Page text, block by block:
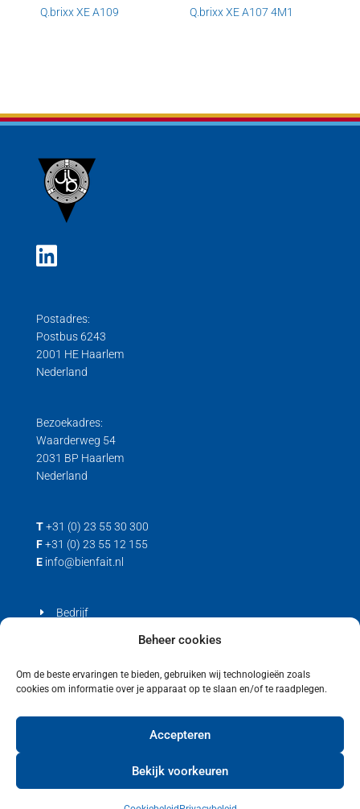
Beheer cookies
Om de beste ervaringen te bieden, gebruiken wij technologieën zoals
cookies om informatie over je apparaat op te slaan en/of te raadplegen.
Accepteren
Bekijk voorkeuren
Q.brixx XE A109 Q.brixx XE A107 4M1
Postadres:
Postbus 6243
2001 HE Haarlem
Nederland
Bezoekadres:
Waarderweg 54
2031 BP Haarlem
Nederland
T +31 (0) 23 55 30 300
F +31 (0) 23 55 12 155
E info@bienfait.nl
Bedrijf
Cookiebeleid (EU)